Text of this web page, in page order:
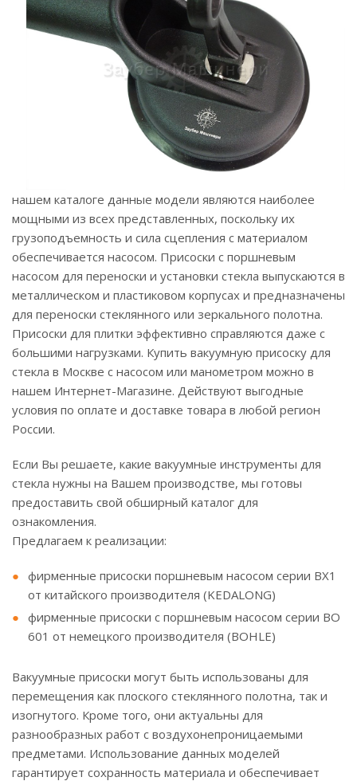
нашем каталоге данные модели являются наиболее
мощными из всех представленных, поскольку их
грузоподъемность и сила сцепления с материалом
обеспечивается насосом. Присоски с поршневым
насосом для переноски и установки стекла выпускаются в
металлическом и пластиковом корпусах и предназначены
для переноски стеклянного или зеркального полотна.
Присоски для плитки эффективно справляются даже с
большими нагрузками. Купить вакуумную присоску для
стекла в Москве с насосом или манометром можно в
нашем Интернет-Магазине. Действуют выгодные
условия по оплате и доставке товара в любой регион
России.
Если Вы решаете, какие вакуумные инструменты для
стекла нужны на Вашем производстве, мы готовы
предоставить свой обширный каталог для
ознакомления.
Предлагаем к реализации:
фирменные присоски поршневым насосом серии BX1
от китайского производителя (KEDALONG)
фирменные присоски с поршневым насосом серии BO
601 от немецкого производителя (BOHLE)
Вакуумные присоски могут быть использованы для
перемещения как плоского стеклянного полотна, так и
изогнутого. Кроме того, они актуальны для
разнообразных работ с воздухонепроницаемыми
предметами. Использование данных моделей
гарантирует сохранность материала и обеспечивает